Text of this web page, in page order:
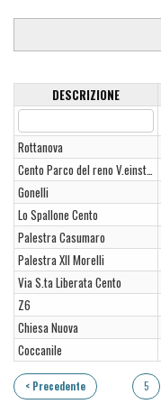
DESCRIZIONE
Rottanova
Cento Parco del reno V.einstain
Gonelli
Lo Spallone Cento
Palestra Casumaro
Palestra XII Morelli
Via S.ta Liberata Cento
Z6
Chiesa Nuova
Coccanile
< Precedente 5